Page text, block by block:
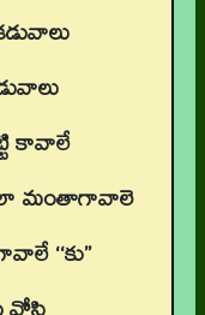
కావాలే
మంతాగావాలె
‘‘కు’’